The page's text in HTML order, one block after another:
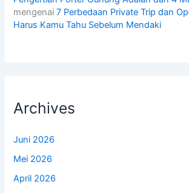
mengenai7 Perbedaan Private Trip dan
Harus Kamu Tahu Sebelum Mendaki
Archives
Juni 2026
Mei 2026
April 2026